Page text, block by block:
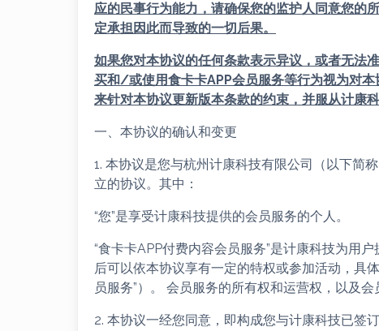
应的民事行为能力，请确保您的监护人同意您的
定承担因此而导致的一切后果。
如果您对本协议的任何条款表示异议，或者无法
买和/或使用食卡卡APP会员服务等行为视为对
来针对本协议更新版本条款的约束，并服从计康
一、本协议的确认和变更
1. 本协议是您与杭州计康科技有限公司（以下简
立的协议。其中：
“您”是享受计康科技提供的会员服务的个人。
“食卡卡APP付费内容会员服务”是计康科技为用
后可以依本协议享有一定的特权或参加活动，具
员服务”）。 会员服务的所有权和运营权，以及
2. 本协议一经您同意，即构成您与计康科技已签